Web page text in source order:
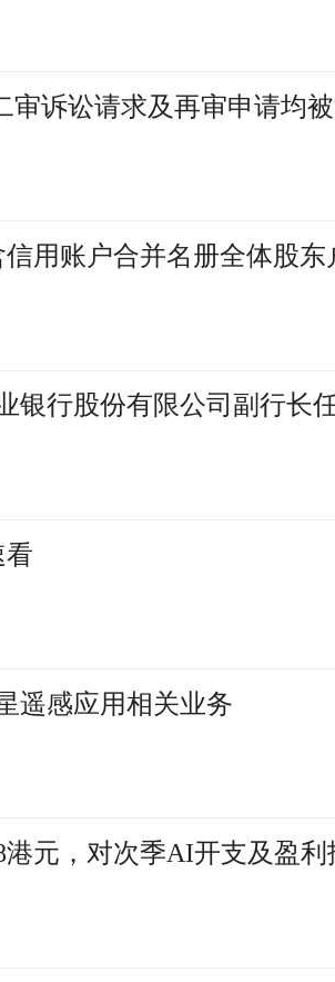
审诉讼请求及再审申请均
用账户合并名册全体股东
银行股份有限公司副行长
看
遥感应用相关业务
元，对次季AI开支及盈